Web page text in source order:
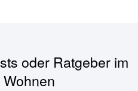
oder Ratgeber im
Wohnen